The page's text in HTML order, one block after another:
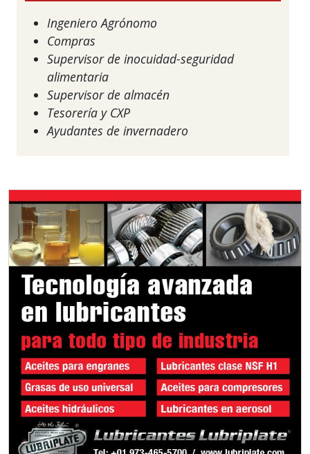
Ingeniero Agrónomo
Compras
Supervisor de inocuidad-seguridad
alimentaria
Supervisor de almacén
Tesorería y CXP
Ayudantes de invernadero